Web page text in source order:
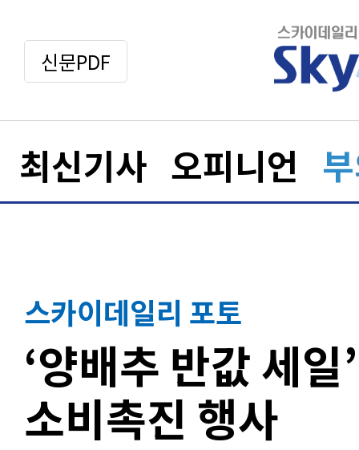
신문PDF
최신기사 오피니언
스카이데일리 포토
‘양배추 반값 세
소비촉진 행사